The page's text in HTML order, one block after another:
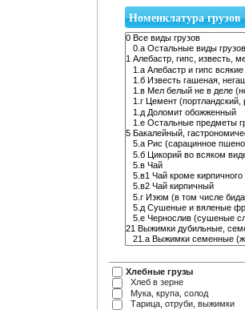
Номенклатура грузов
Хлебные грузы
Хлеб в зерне
Мука, крупа, солод
Тарица, отруби, выжимки